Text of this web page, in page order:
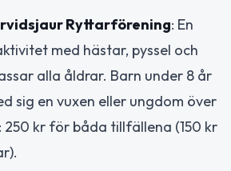
Ryttarförening: En
med hästar, pyssel och
alla åldrar. Barn under 8 år
sig en vuxen eller ungdom över
250 kr för båda tillfällena (150 kr